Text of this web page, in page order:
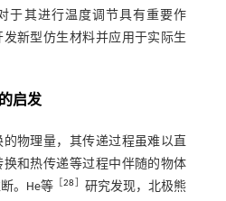
于其进行温度调节具有重要作
新型仿生材料并应用于实际生
启发
物理量，其传递过程虽难以直
和热传递等过程中伴随的物体
。He等 ［28
研究发现，北极熊